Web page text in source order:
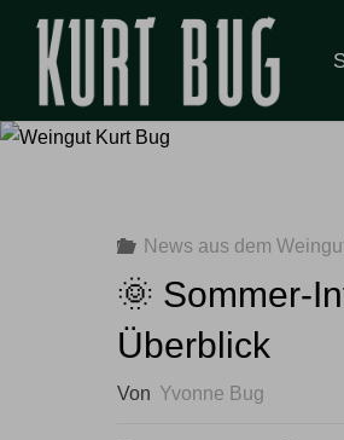
springen
News aus dem
🌞 Sommer-
Überblick
Von Yvonne Bug